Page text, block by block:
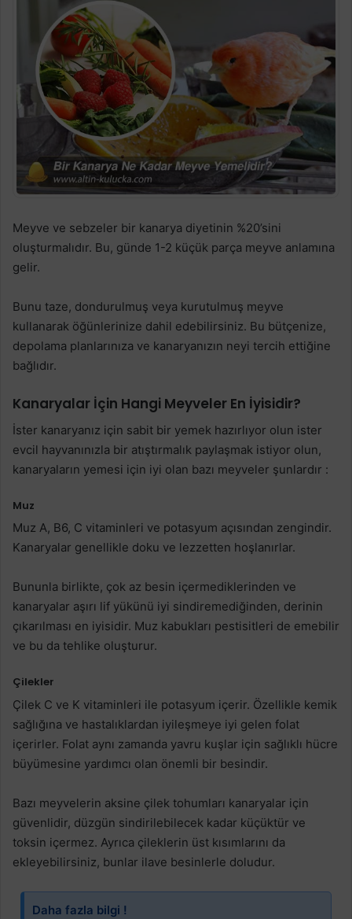
Meyve ve sebzeler bir kanarya diyetinin %20’sini
oluşturmalıdır. Bu, günde 1-2 küçük parça meyve anlamına
gelir.
Bunu taze, dondurulmuş veya kurutulmuş meyve
kullanarak öğünlerinize dahil edebilirsiniz. Bu bütçenize,
depolama planlarınıza ve kanaryanızın neyi tercih ettiğine
bağlıdır.
Kanaryalar İçin Hangi Meyveler En İyisidir?
İster kanaryanız için sabit bir yemek hazırlıyor olun ister
evcil hayvanınızla bir atıştırmalık paylaşmak istiyor olun,
kanaryaların yemesi için iyi olan bazı meyveler şunlardır :
Muz
Muz A, B6, C vitaminleri ve potasyum açısından zengindir.
Kanaryalar genellikle doku ve lezzetten hoşlanırlar.
Bununla birlikte, çok az besin içermediklerinden ve
kanaryalar aşırı lif yükünü iyi sindiremediğinden, derinin
çıkarılması en iyisidir. Muz kabukları pestisitleri de emebilir
ve bu da tehlike oluşturur.
Çilekler
Çilek C ve K vitaminleri ile potasyum içerir. Özellikle kemik
sağlığına ve hastalıklardan iyileşmeye iyi gelen folat
içerirler. Folat aynı zamanda yavru kuşlar için sağlıklı hücre
büyümesine yardımcı olan önemli bir besindir.
Bazı meyvelerin aksine çilek tohumları kanaryalar için
güvenlidir, düzgün sindirilebilecek kadar küçüktür ve
toksin içermez. Ayrıca çileklerin üst kısımlarını da
ekleyebilirsiniz, bunlar ilave besinlerle doludur.
Daha fazla bilgi !